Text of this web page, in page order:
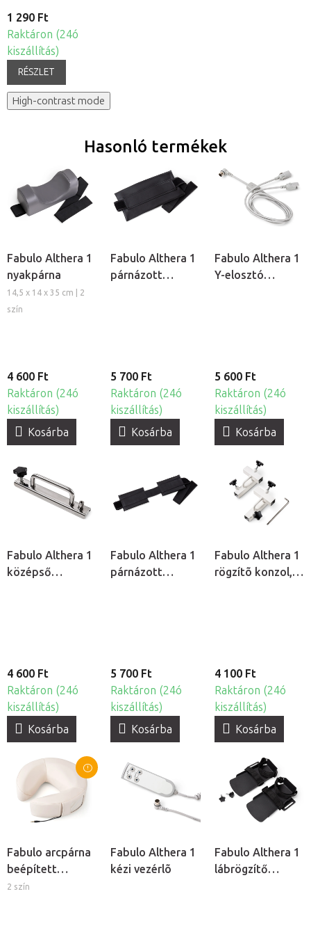
1 290 Ft
Raktáron (24ó
kiszállítás)
RÉSZLET
High-contrast mode
Hasonló termékek
Fabulo Althera 1
nyakpárna
14,5 x 14 x 35 cm | 2
szín
4 600 Ft
Raktáron (24ó
kiszállítás)
Kosárba
Fabulo Althera 1
párnázott
5 700 Ft
Raktáron (24ó
kiszállítás)
Kosárba
Fabulo Althera 1
Y-elosztó
5 600 Ft
Raktáron (24ó
kiszállítás)
Kosárba
Fabulo Althera 1
középső
4 600 Ft
Raktáron (24ó
kiszállítás)
Kosárba
Fabulo Althera 1
párnázott
5 700 Ft
Raktáron (24ó
kiszállítás)
Kosárba
Fabulo Althera 1
rögzítõ konzol,
4 100 Ft
Raktáron (24ó
kiszállítás)
Kosárba
Fabulo arcpárna
beépített
hangszóróval
2 szín
Fabulo Althera 1
kézi vezérlõ
Fabulo Althera 1
lábrögzítő